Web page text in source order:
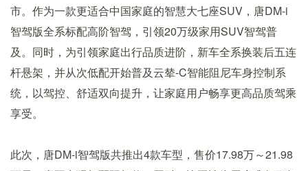
市。作为一款更适合中国家庭的智慧大七座SUV，唐DM-i
智驾版全系标配高阶智驾，引领20万级家用SUV智驾普
及。同时，为引领家庭出行品质进阶，新车全系换装后五连
杆悬架，并从次低配开始普及云辇-C智能阻尼车身控制系
统，以驾控、舒适双向提升，让家庭用户畅享更高品质驾乘
享受。
此次，唐DM-i智驾版共推出4款车型，售价17.98万～21.98